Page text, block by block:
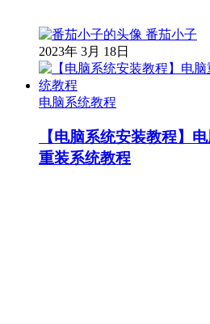
番茄小子
2023年 3月 18日
电脑系统教程
【电脑系统安装教程】
重装系统教程